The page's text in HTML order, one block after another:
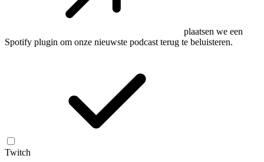
plaatsen we een
Spotify plugin om onze nieuwste podcast terug te beluisteren.
Twitch